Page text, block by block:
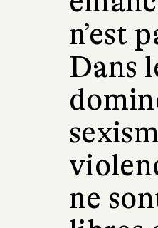
n’est
Dans
ne